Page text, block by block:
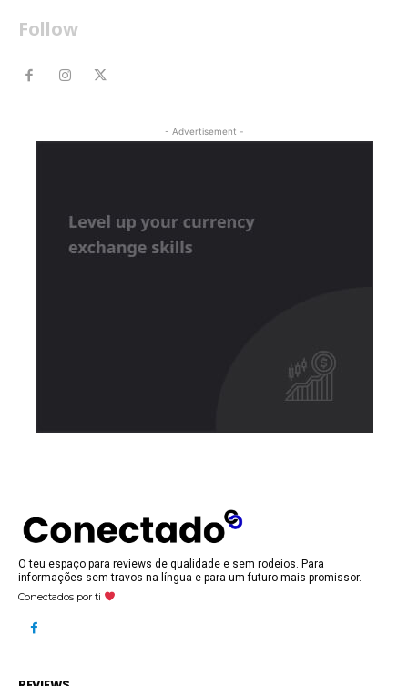
Follow
- Advertisement -
O teu espaço para reviews de qualidade e sem rodeios. Para
informações sem travos na língua e para um futuro mais promissor.
Conectados por ti